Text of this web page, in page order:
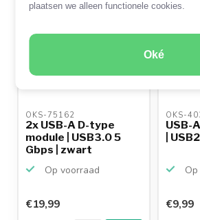
plaatsen we alleen functionele cookies.
Oké
OKS-75162
2x USB-A D-type
module | USB3.0 5
Gbps | zwart
Op voorraad
€19,99
OKS-
USB-
|
€9,99